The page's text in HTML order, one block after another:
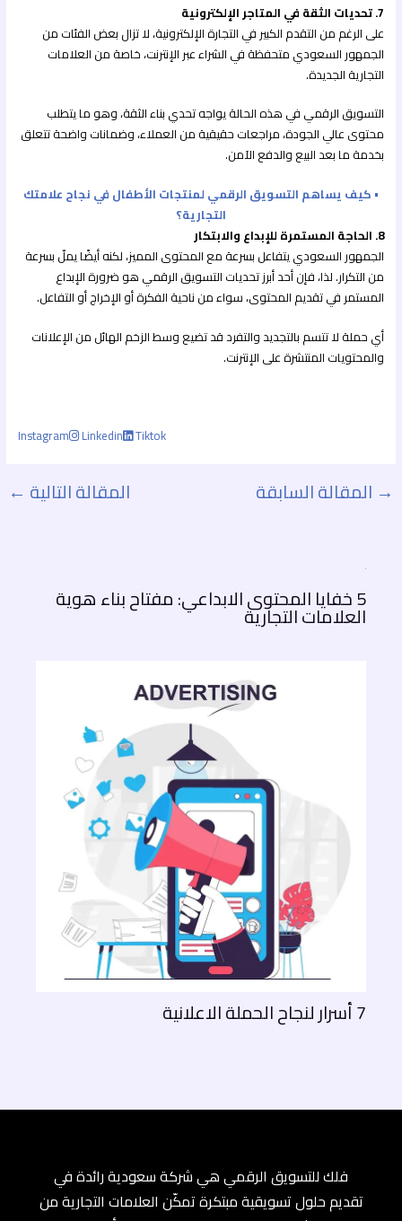
7. تحديات الثقة في المتاجر الإلكترونية
على الرغم من التقدم الكبير في التجارة الإلكترونية، لا تزال بعض الفئات من
الجمهور السعودي متحفظة في الشراء عبر الإنترنت، خاصة من العلامات
التجارية الجديدة.
التسويق الرقمي في هذه الحالة يواجه تحدي بناء الثقة، وهو ما يتطلب
محتوى عالي الجودة، مراجعات حقيقية من العملاء، وضمانات واضحة تتعلق
بخدمة ما بعد البيع والدفع الآمن.
• كيف يساهم التسويق الرقمي لمنتجات الأطفال في نجاح علامتك
التجارية؟
8. الحاجة المستمرة للإبداع والابتكار
الجمهور السعودي يتفاعل بسرعة مع المحتوى المميز، لكنه أيضًا يملّ بسرعة
من التكرار. لذا، فإن أحد أبرز تحديات التسويق الرقمي هو ضرورة الإبداع
المستمر في تقديم المحتوى، سواء من ناحية الفكرة أو الإخراج أو التفاعل.
أي حملة لا تتسم بالتجديد والتفرد قد تضيع وسط الزخم الهائل من الإعلانات
والمحتويات المنتشرة على الإنترنت.
Instagram Linkedin Tiktok
→ المقالة السابقة المقالة التالية ←
5 خفايا المحتوى الابداعي: مفتاح بناء هوية
العلامات التجارية
7 أسرار لنجاح الحملة الاعلانية
فلك للتسويق الرقمي هي شركة سعودية رائدة في
تقديم حلول تسويقية مبتكرة تمكّن العلامات التجارية من